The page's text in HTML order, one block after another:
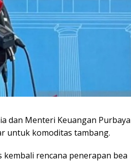
dan Menteri Keuangan Purbaya
untuk komoditas tambang.
rencana penerapan bea